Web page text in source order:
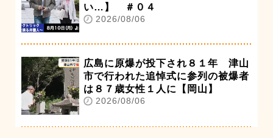
い…】 ＃０４
2026/08/06
広島に原爆が投下され８１年 津山
市で行われた追悼式に参列の被爆者
は８７歳女性１人に【岡山】
2026/08/06